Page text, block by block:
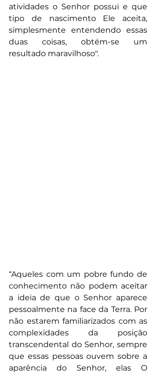
atividades o Senhor possui e que
tipo de nascimento Ele aceita,
simplesmente entendendo essas
duas coisas, obtém-se um
resultado maravilhoso".
“Aqueles com um pobre fundo de
conhecimento não podem aceitar
a ideia de que o Senhor aparece
pessoalmente na face da Terra. Por
não estarem familiarizados com as
complexidades da posição
transcendental do Senhor, sempre
que essas pessoas ouvem sobre a
aparência do Senhor, elas O